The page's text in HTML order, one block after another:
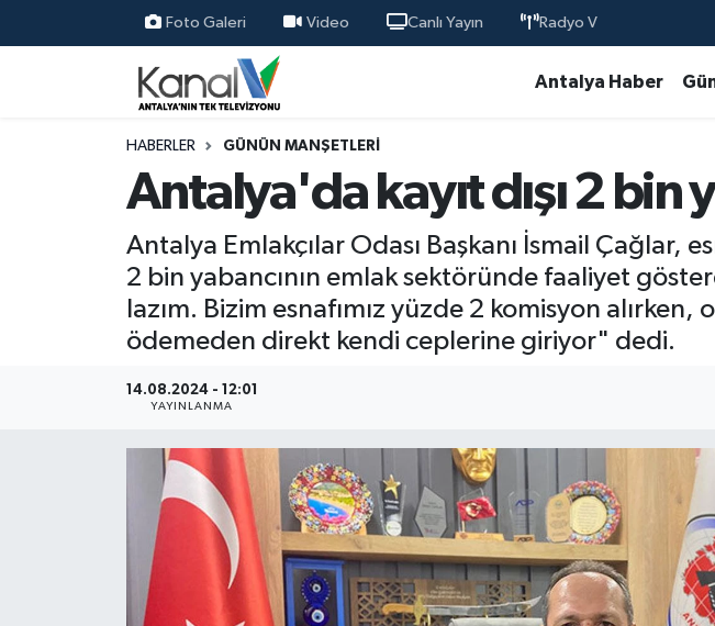
Foto Galeri Video Canlı Yayın Radyo V
Antalya Haber
HABERLER GÜNÜN MANŞETLERI
Antalya'da kayıt dışı 2 bin
Antalya Emlakçılar Odası Başkanı İsmail Çağlar,
2 bin yabancının emlak sektöründe faaliyet
lazım. Bizim esnafımız yüzde 2 komisyon
ödemeden direkt kendi ceplerine giriyor" dedi.
14.08.2024 - 12:01
YAYINLANMA
Ana Haber
Antalya Haber
Ekonomi
Haber Kuşakları
KANALV Spor
Nöbetçi Eczaneler
Hava Durumu
Trafik Durumu
Süper Lig Puan Durumu ve Fikstür
Tüm Manşetler